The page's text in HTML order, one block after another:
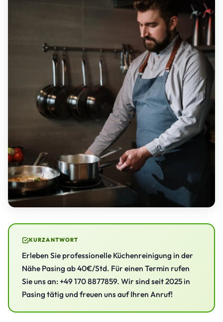
KURZANTWORT
Erleben Sie professionelle Küchenreinigung in der
Nähe Pasing ab 40€/Std. Für einen Termin rufen
Sie uns an: +49 170 8877859. Wir sind seit 2025 in
Pasing tätig und freuen uns auf Ihren Anruf!